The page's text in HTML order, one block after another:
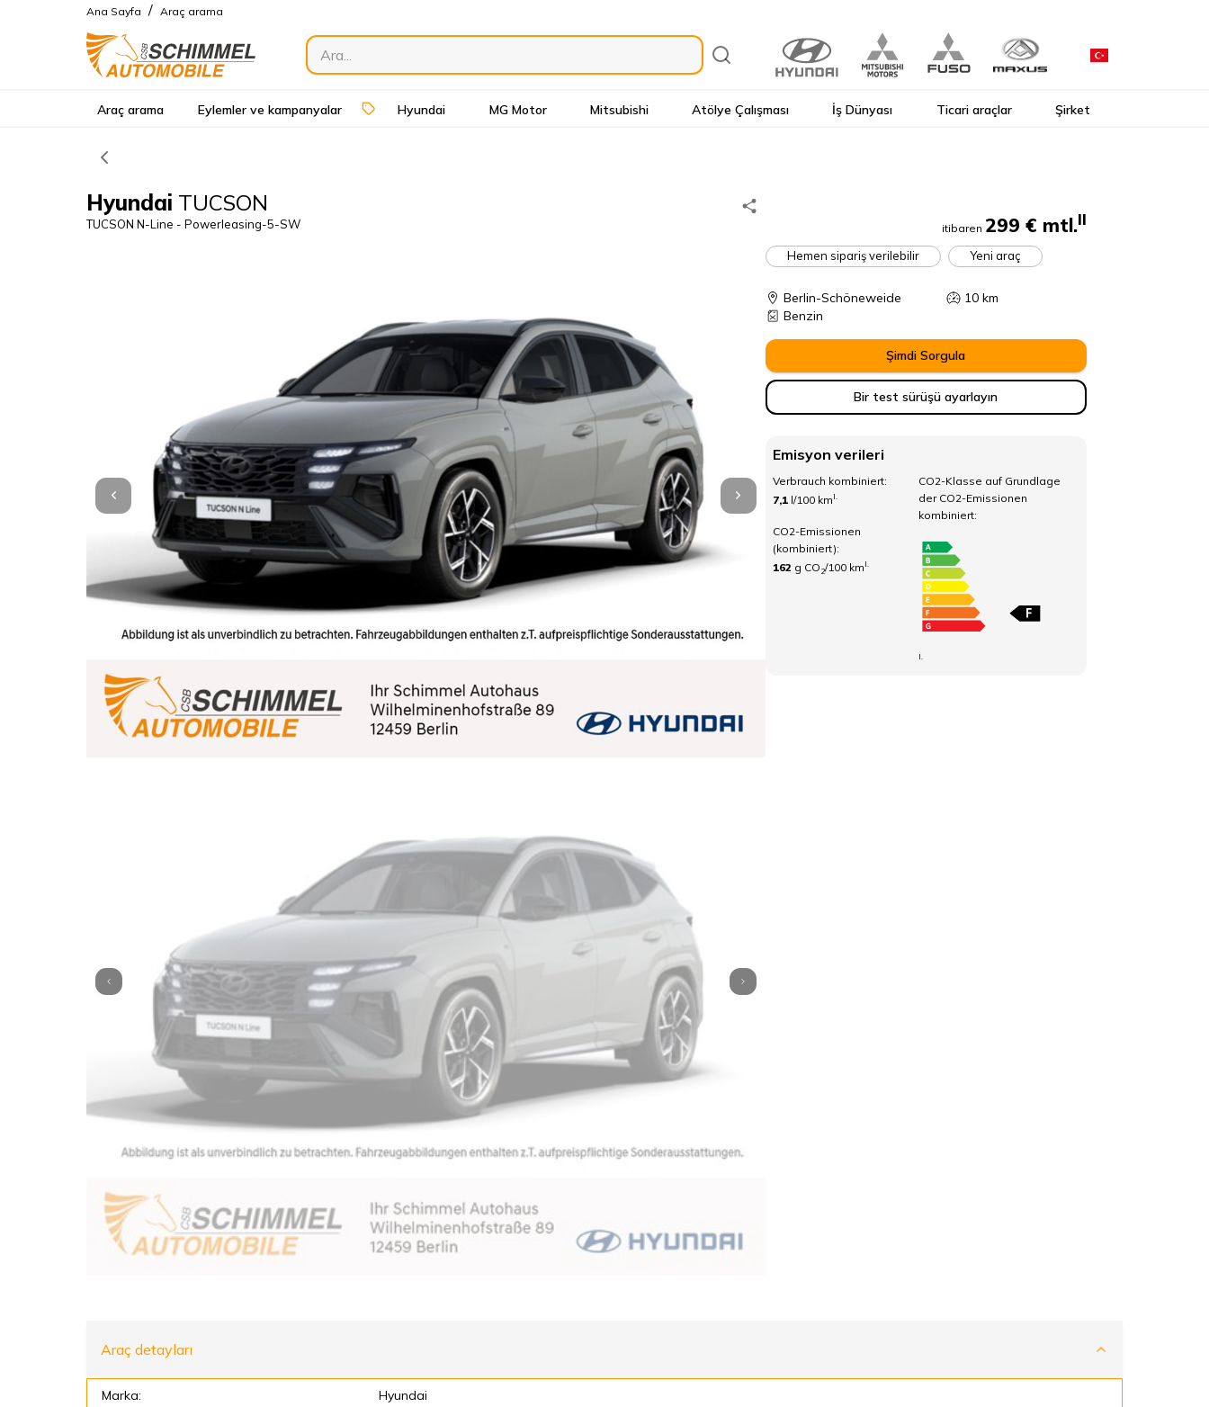
Ana Sayfa / Araç arama
Araç arama Eylemler ve kampanyalar Hyundai MG Motor Mitsubishi Atölye Çalışması İş Dünyası Ticari araçlar Şirket
Hyundai TUCSON
TUCSON N-Line - Powerleasing-5-SW itibaren 299 € mtl.II
Hemen sipariş verilebilir Yeni araç
Berlin-Schöneweide 10 km
Benzin
Şimdi Sorgula
Bir test sürüşü ayarlayın
Emisyon verileri
Verbrauch kombiniert:
7,1 l/100 km I.
CO2-Emissionen
(kombiniert):
162 g CO 2/100 km I.
CO2-Klasse auf Grundlage
der CO2-Emissionen
kombiniert:
I.
Araç detayları
Marka:
Hyundai